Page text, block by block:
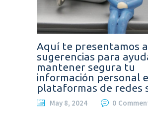
Aquí te presentamos
sugerencias para
mantener segura tu
información personal
plataformas de redes
May 8, 2024 0